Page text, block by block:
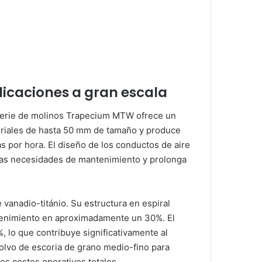
a gran escala
de molinos Trapecium MTW ofrece un
de hasta 50 mm de tamaño y produce
por hora. El diseño de los conductos de aire
necesidades de mantenimiento y prolonga
titánio. Su estructura en espiral
en aproximadamente un 30%. El
lo que contribuye significativamente al
de escoria de grano medio-fino para